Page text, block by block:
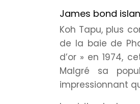
James bond
Koh Tapu, plus
de la baie de
d’or » en 1974,
Malgré sa
impressionnant